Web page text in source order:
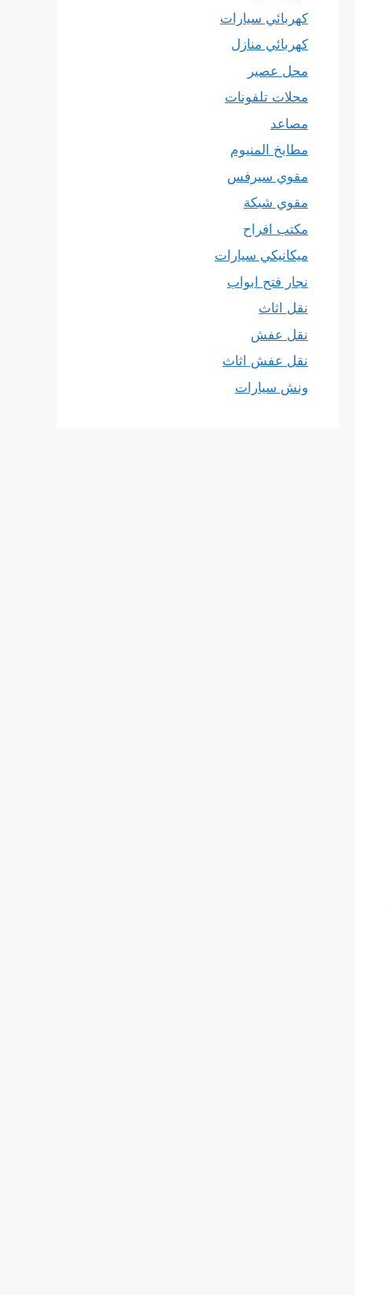
كهربائي سيارات
كهربائي منازل
محل عصير
محلات تلفونات
مصاعد
مطابخ المنيوم
مقوي سيرفس
مقوي شبكة
مكتب افراح
ميكانيكي سيارات
نجار فتح ابواب
نقل اثاث
نقل عفش
نقل عفش اثاث
ونش سيارات